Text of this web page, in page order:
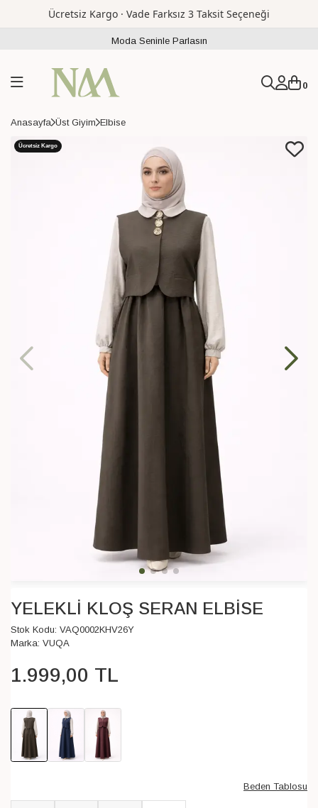
Ücretsiz Kargo · Vade Farksız 3 Taksit Seçeneği
Moda Seninle Parlasın
0
Anasayfa Üst Giyim Elbise
Ücretsiz Kargo
YELEKLİ KLOŞ SERAN ELBİSE
Stok Kodu: VAQ0002KHV26Y
Marka: VUQA
1.999,00 TL
Beden Tablosu